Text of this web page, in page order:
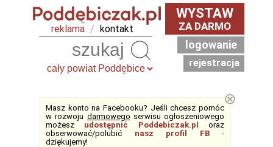
reklama / kontakt
WYSTAW
ZA DARMO
logowanie
rejestracja
Masz konto na Facebooku? Jeśli chcesz pomóc
w rozwoju darmowego serwisu ogłoszeniowego
możesz udostępnić Poddebiczak.pl
oraz
obserwować/polubić nasz profil FB-
dziękujemy!
⊗